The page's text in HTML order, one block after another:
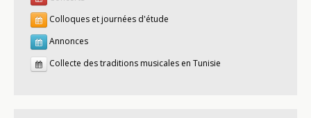
Colloques et journées d'étude
Annonces
Collecte des traditions musicales en Tunisie